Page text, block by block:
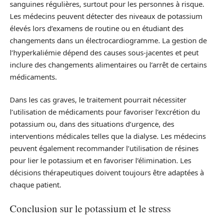
sanguines régulières, surtout pour les personnes à risque.
Les médecins peuvent détecter des niveaux de potassium
élevés lors d’examens de routine ou en étudiant des
changements dans un électrocardiogramme. La gestion de
l’hyperkaliémie dépend des causes sous-jacentes et peut
inclure des changements alimentaires ou l’arrêt de certains
médicaments.
Dans les cas graves, le traitement pourrait nécessiter
l’utilisation de médicaments pour favoriser l’excrétion du
potassium ou, dans des situations d’urgence, des
interventions médicales telles que la dialyse. Les médecins
peuvent également recommander l’utilisation de résines
pour lier le potassium et en favoriser l’élimination. Les
décisions thérapeutiques doivent toujours être adaptées à
chaque patient.
Conclusion sur le potassium et le stress